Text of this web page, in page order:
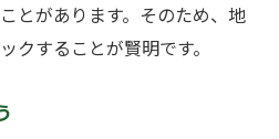
とがあります。そのため、地
クすることが賢明です。